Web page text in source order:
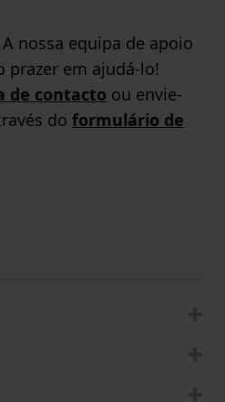
nossa equipa de apoio
prazer em ajudá-lo!
de contacto ou envie-
do formulário de